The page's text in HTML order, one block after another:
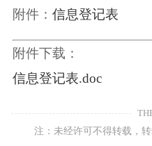
附件： 信息登记表
附件下载：
信息登记表.doc
注：未经许可不得转载，